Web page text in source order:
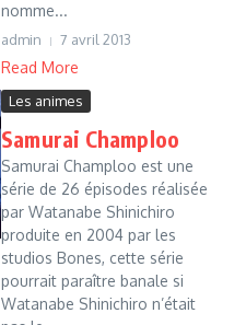
nomme...
admin 7 avril 2013
Read More
Les animes
Samurai Champloo
Samurai Champloo est une
série de 26 épisodes réalisée
par Watanabe Shinichiro
produite en 2004 par les
studios Bones, cette série
pourrait paraître banale si
Watanabe Shinichiro n’était